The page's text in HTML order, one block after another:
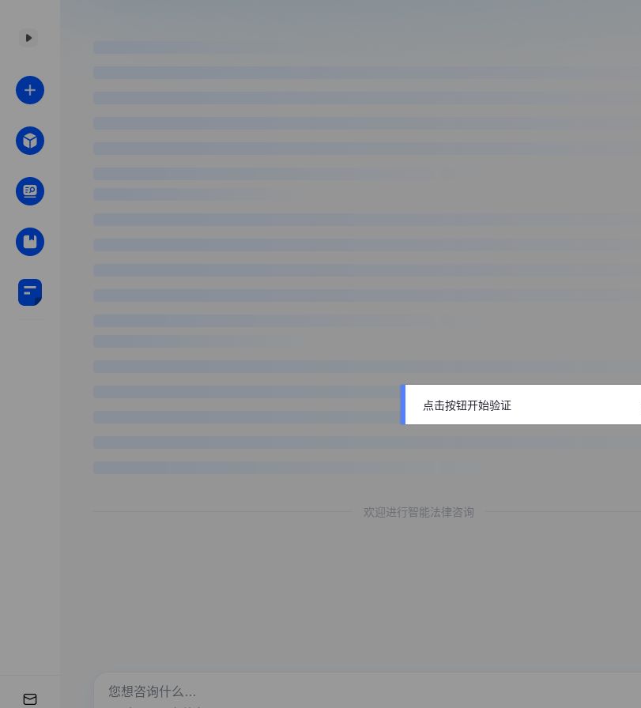
欢迎进行智能法律咨询
点击按钮开始验证